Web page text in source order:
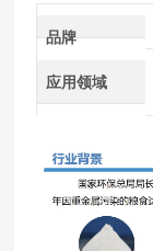
品牌
应用领域